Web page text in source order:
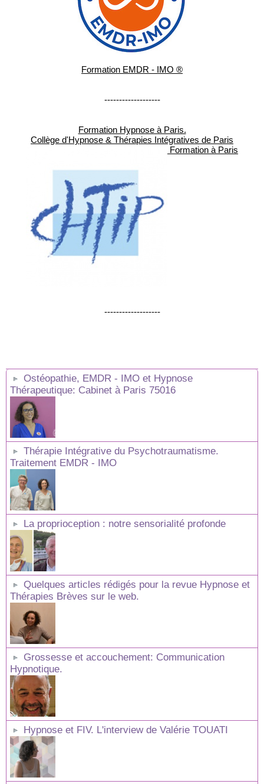
Formation EMDR - IMO ®
-------------------
Formation Hypnose à Paris.
Collège d'Hypnose & Thérapies Intégratives de Paris
Formation à Paris
-------------------
Ostéopathie, EMDR - IMO et Hypnose
Thérapeutique: Cabinet à Paris 75016
Thérapie Intégrative du Psychotraumatisme.
Traitement EMDR - IMO
La proprioception : notre sensorialité profonde
Quelques articles rédigés pour la revue Hypnose et
Thérapies Brèves sur le web.
Grossesse et accouchement: Communication
Hypnotique.
Hypnose et FIV. L'interview de Valérie TOUATI